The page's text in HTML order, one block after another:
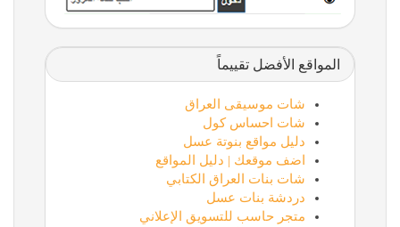
المواقع الأفضل تقييماً
شات موسيقى العراق
شات احساس كول
دليل مواقع بنوتة عسل
اضف موقعك | دليل المواقع
شات بنات العراق الكتابي
دردشة بنات عسل
متجر حاسب للتسويق الإعلاني